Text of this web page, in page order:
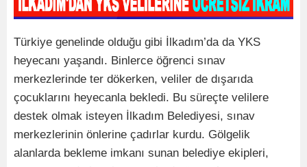
Türkiye genelinde olduğu gibi İlkadım’da da YKS
heyecanı yaşandı. Binlerce öğrenci sınav
merkezlerinde ter dökerken, veliler de dışarıda
çocuklarını heyecanla bekledi. Bu süreçte velilere
destek olmak isteyen İlkadım Belediyesi, sınav
merkezlerinin önlerine çadırlar kurdu. Gölgelik
alanlarda bekleme imkanı sunan belediye ekipleri,